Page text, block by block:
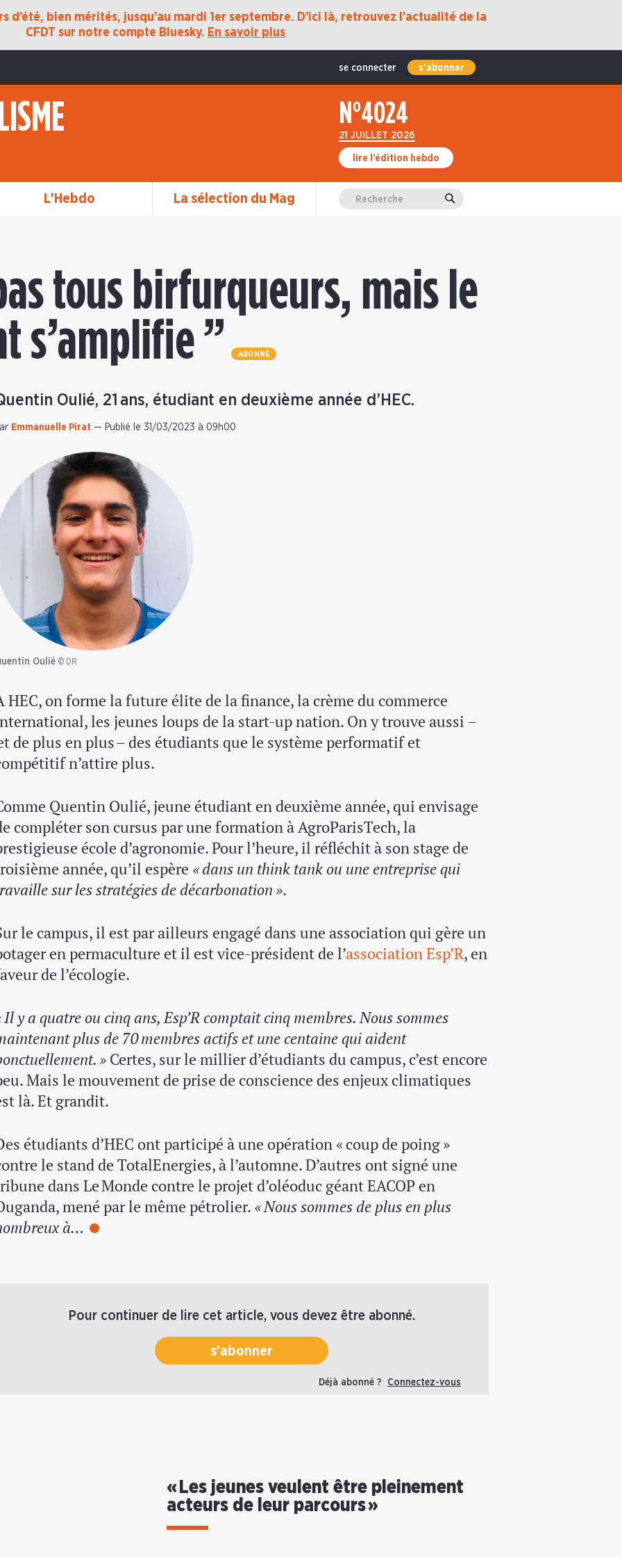
d’été, bien mérités, jusqu’au mardi 1er septembre. D’ici là, retrouvez l’actualité de la
CFDT sur notre compte Bluesky. En savoir plus
se connecter s'abonner
N°4024
21 JUILLET 2026
lire l’édition hebdo
L'Hebdo La sélection du Mag Valider
tous birfurqueurs, mais le
s’amplifie ”
ABONNÉ
Oulié, 21 ans, étudiant en deuxième année d’HEC.
Emmanuelle Pirat — Publié le 31/03/2023 à 09h00
Oulié © DR
HEC, on forme la future élite de la finance, la crème du commerce
les jeunes loups de la start-up nation. On y trouve aussi –
de plus en plus – des étudiants que le système performatif et
n’attire plus.
Quentin Oulié, jeune étudiant en deuxième année, qui envisage
compléter son cursus par une formation à AgroParisTech, la
école d’agronomie. Pour l’heure, il réfléchit à son stage de
année, qu’il espère « dans un think tank ou une entreprise qui
sur les stratégies de décarbonation ».
le campus, il est par ailleurs engagé dans une association qui gère un
en permaculture et il est vice-président de l’association Esp’R, en
de l’écologie.
Il y a quatre ou cinq ans, Esp’R comptait cinq membres. Nous sommes
plus de 70 membres actifs et une centaine qui aident
» Certes, sur le millier d’étudiants du campus, c’est encore
Mais le mouvement de prise de conscience des enjeux climatiques
là. Et grandit.
étudiants d’HEC ont participé à une opération « coup de poing »
le stand de TotalEnergies, à l’automne. D’autres ont signé une
dans Le Monde contre le projet d’oléoduc géant EACOP en
mené par le même pétrolier. « Nous sommes de plus en plus
à…
Pour continuer de lire cet article, vous devez être abonné.
s'abonner
Déjà abonné ? Connectez-vous
« Les jeunes veulent être pleinement
acteurs de leur parcours »